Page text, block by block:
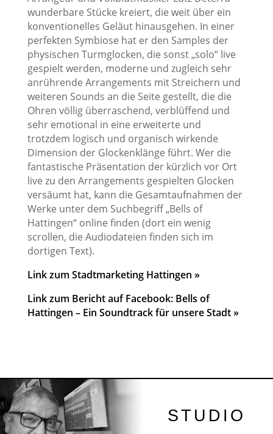
wunderbare Stücke kreiert, die weit über ein
konventionelles Geläut hinausgehen. In einer
perfekten Symbiose hat er den Samples der
physischen Turmglocken, die sonst „solo“ live
gespielt werden, moderne und zugleich sehr
anrührende Arrangements mit Streichern und
weiteren Sounds an die Seite gestellt, die die
Ohren völlig überraschend, verblüffend und
sehr emotional in eine erweiterte und
trotzdem logisch und organisch wirkende
Dimension der Glockenklänge führt. Wer die
fantastische Präsentation der kürzlich vor Ort
live zu den Arrangements gespielten Glocken
versäumt hat, kann die Gesamtaufnahmen der
Werke unter dem Suchbegriff „Bells of
Hattingen“ online finden (dort ein wenig
scrollen, die Audiodateien finden sich im
dortigen Text).
Link zum Stadtmarketing Hattingen »
Link zum Bericht auf Facebook: Bells of
Hattingen – Ein Soundtrack für unsere Stadt»
STUDIO